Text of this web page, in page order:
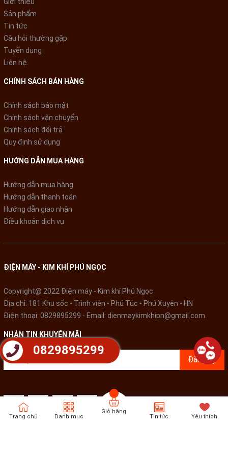
Kiềng bếp 5 chân vững chắc,
đảm bảo dụng cụ nấu được đặt
trên bếp ổn định, không sợ rơi
rớt, nghiêng ngã
Kiềngbếp gastráng men, có thể tháo rời nên việc làm sạch rất
Bếp gas đôi Sunhouse SHB 201MT
của thương hiệu uy tín
Sản phẩm
Tin tức
Câu hỏi thường gặp
Tuyển dụng
Liên hệ
CHÍNH SÁCH BÁN HÀNG
Chính sách bảo mật
Chính sách vận chuyển
Chính sách đổi trả
Quy định sử dụng
HƯỚNG DẪN MUA HÀNG
Hướng dẫn mua hàng
Hướng dẫn thanh toán
Hướng dẫn giao nhận
Điều khoản dịch vụ
ĐIỆN MÁY - KIM KHÍ PHÚ NGỌC
Copyright@ 2022 Điện máy - Kim khí Phú Ngọc
Địa chỉ: 181 Khu sốc - Trình viên - Phú Túc - Phú Xuyên - HN
Điện thoại: 0829895299 - Email: dienmaykimkhipn@gmail.com
NHẬN TIN KHUYẾN MÃI
Đăng ký
Trang chủ Danh mục
Giỏ hàng
Tin tức Yêu thích
0829895299